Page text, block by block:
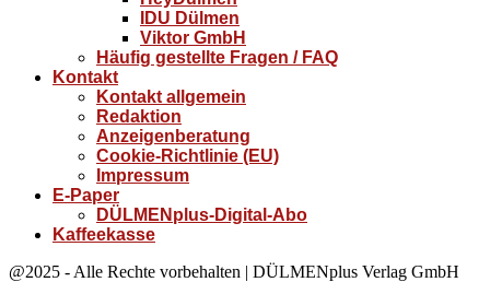
IDU Dülmen
Viktor GmbH
Häufig gestellte Fragen / FAQ
Kontakt
Kontakt allgemein
Redaktion
Anzeigenberatung
Cookie-Richtlinie (EU)
Impressum
E-Paper
DÜLMENplus-Digital-Abo
Kaffeekasse
@2025 - Alle Rechte vorbehalten | DÜLMENplus Verlag GmbH